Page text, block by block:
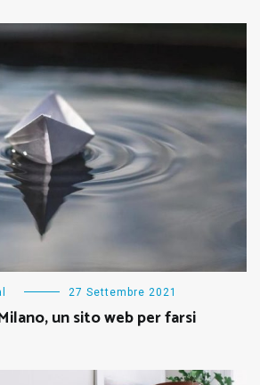
27 Settembre 2021
un sito web per farsi